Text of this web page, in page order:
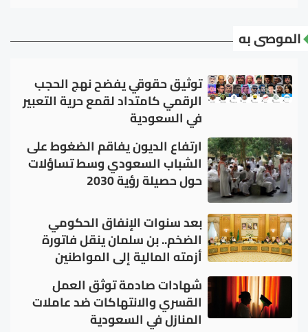
الموصى به
توثيق حقوقي يفضح نهج الحجب
الرقمي كامتداد لقمع حرية التعبير
في السعودية
ارتفاع الديون يفاقم الضغوط على
الشباب السعودي وسط تساؤلات
حول حصيلة رؤية 2030
بعد سنوات الإنفاق الحكومي
الضخم.. بن سلمان ينقل فاتورة
أزمته المالية إلى المواطنين
شهادات صادمة توثق العمل
القسري والانتهاكات ضد عاملات
المنازل في السعودية